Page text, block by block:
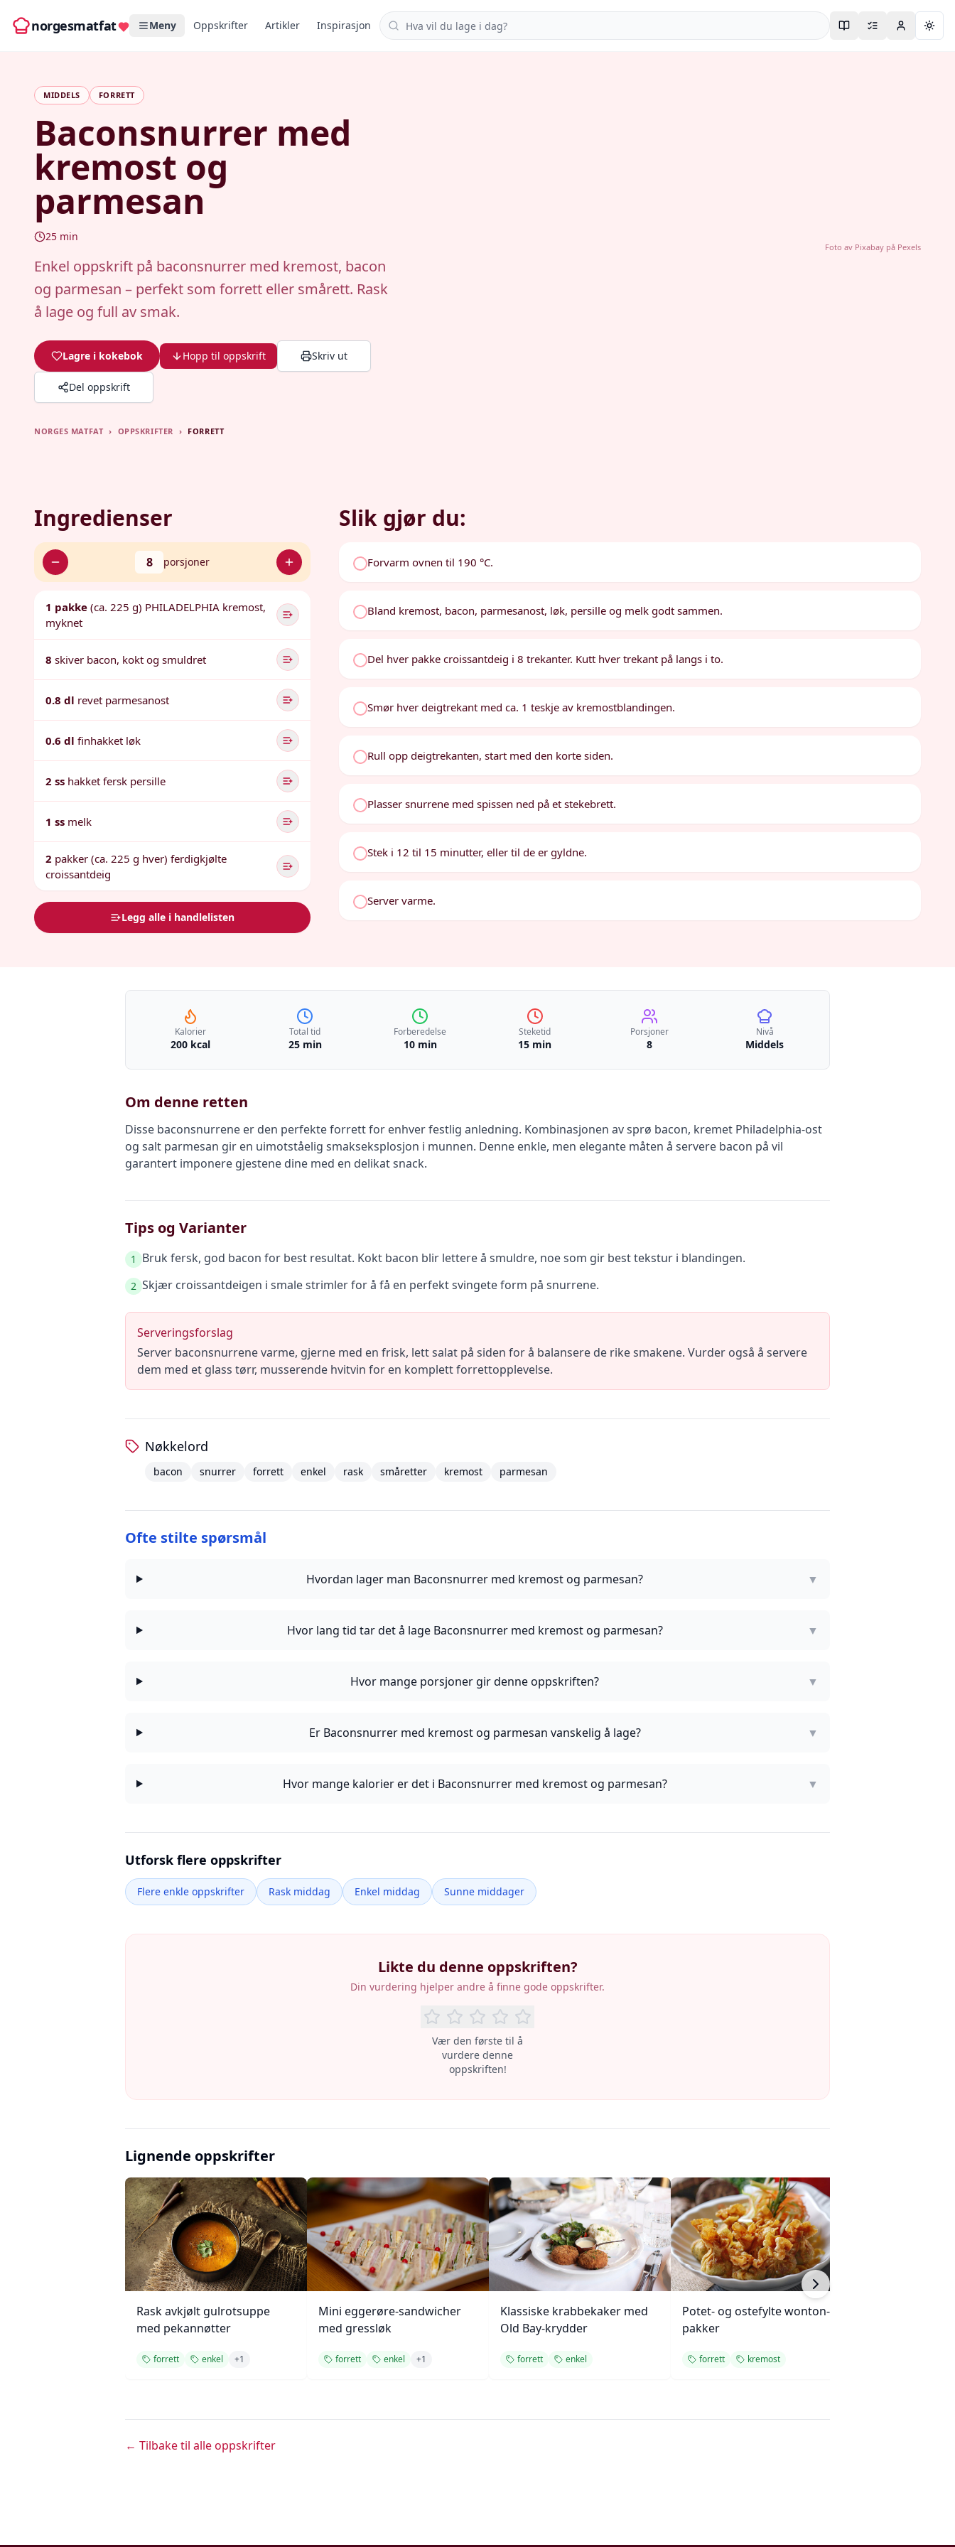
norgesmatfat Meny Oppskrifter Artikler Inspirasjon Søk i oppskrifter
MIDDELS FORRETT
Baconsnurrer med
kremost og
parmesan
25 min
Enkel oppskrift på baconsnurrer med kremost, bacon
og parmesan – perfekt som forrett eller smårett. Rask
å lage og full av smak.
Lagre i kokebok Hopp til oppskrift Skriv ut
Del oppskrift
Foto av Pixabaypå Pexels
NORGES MATFAT › OPPSKRIFTER › FORRETT
Ingredienser
8 porsjoner
1 pakke (ca. 225 g) PHILADELPHIA kremost,
myknet
8 skiver bacon, kokt og smuldret
0.8 dl revet parmesanost
0.6 dl finhakket løk
2 ss hakket fersk persille
1 ss melk
2 pakker (ca. 225 g hver) ferdigkjølte
croissantdeig
Legg alle i handlelisten
Slik gjør du:
Forvarm ovnen til 190 °C.
Bland kremost, bacon, parmesanost, løk, persille og melk godt sammen.
Del hver pakke croissantdeig i 8 trekanter. Kutt hver trekant på langs i to.
Smør hver deigtrekant med ca. 1 teskje av kremostblandingen.
Rull opp deigtrekanten, start med den korte siden.
Plasser snurrene med spissen ned på et stekebrett.
Stek i 12 til 15 minutter, eller til de er gyldne.
Server varme.
Kalorier
200 kcal
Total tid
25 min
Forberedelse
10 min
Steketid
15 min
Porsjoner
8
Nivå
Middels
Om denne retten
Disse baconsnurrene er den perfekte forrett for enhver festlig anledning. Kombinasjonen av sprø bacon, kremet Philadelphia-ost
og salt parmesan gir en uimotståelig smakseksplosjon i munnen. Denne enkle, men elegante måten å servere bacon på vil
garantert imponere gjestene dine med en delikat snack.
Tips og Varianter
1 Bruk fersk, god bacon for best resultat. Kokt bacon blir lettere å smuldre, noe som gir best tekstur i blandingen.
2 Skjær croissantdeigen i smale strimler for å få en perfekt svingete form på snurrene.
Serveringsforslag
Server baconsnurrene varme, gjerne med en frisk, lett salat på siden for å balansere de rike smakene. Vurder også å servere
dem med et glass tørr, musserende hvitvin for en komplett forrettopplevelse.
Nøkkelord
bacon snurrer forrett enkel rask småretter kremost parmesan
Ofte stilte spørsmål
Hvordan lager man Baconsnurrer med kremost og parmesan? ▼
Hvor lang tid tar det å lage Baconsnurrer med kremost og parmesan? ▼
Hvor mange porsjoner gir denne oppskriften? ▼
Er Baconsnurrer med kremost og parmesan vanskelig å lage? ▼
Hvor mange kalorier er det i Baconsnurrer med kremost og parmesan? ▼
Utforsk flere oppskrifter
Flere enkle oppskrifter Rask middag Enkel middag Sunne middager
Likte du denne oppskriften?
Din vurdering hjelper andre å finne gode oppskrifter.
Vær den første til å
vurdere denne
oppskriften!
Lignende oppskrifter
Rask avkjølt gulrotsuppe
med pekannøtter
forrett enkel +1
Mini eggerøre-sandwicher
med gressløk
forrett enkel +1
Klassiske krabbekaker med
Old Bay-krydder
forrett enkel
Potet- og ostefylte wonton-
pakker
forrett kremost
← Tilbake til alle oppskrifter